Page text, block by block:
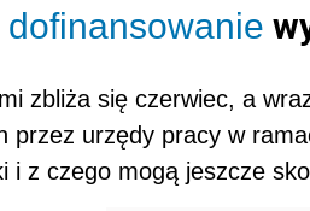
dofinansowanie
zbliża się czerwiec, a
przez urzędy pracy w
i z czego mogą jeszcze